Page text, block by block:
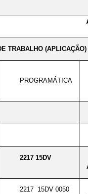
TRABALHO (APLICAÇÃO)
PROGRAMÁTICA
2217 15DV
2217 15DV 0050